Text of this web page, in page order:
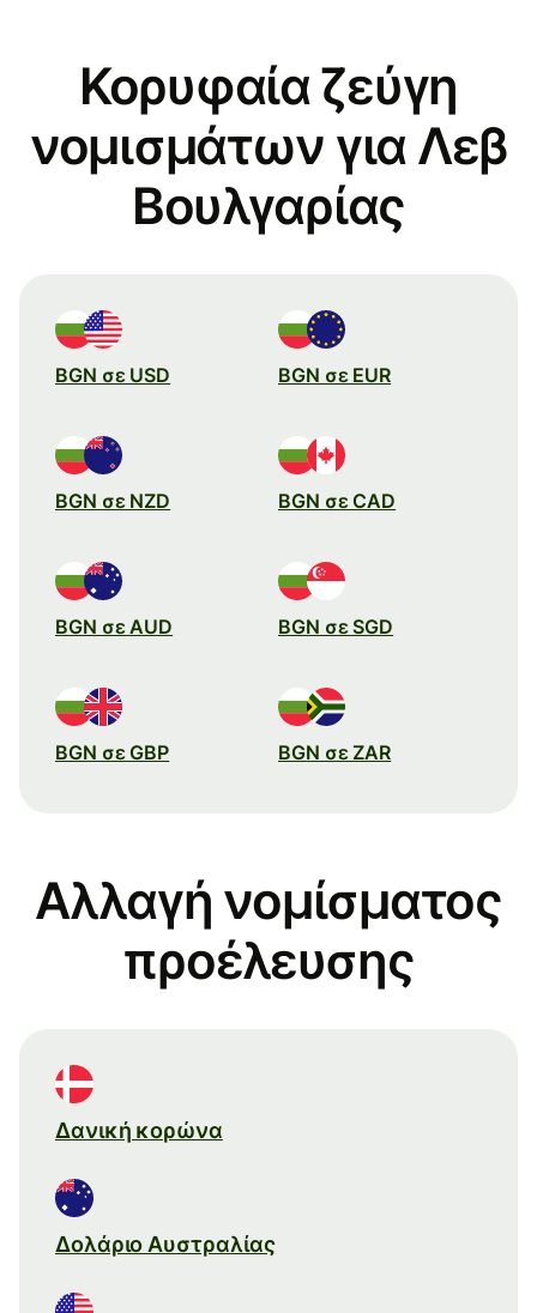
Κορυφαία ζεύγη
νομισμάτων για Λεβ
Βουλγαρίας
BGN σε USD BGN σε EUR
BGN σε NZD BGN σε CAD
BGN σε AUD BGN σε SGD
BGN σε GBP BGN σε ZAR
Αλλαγή νομίσματος
προέλευσης
Δανική κορώνα
Δολάριο Αυστραλίας